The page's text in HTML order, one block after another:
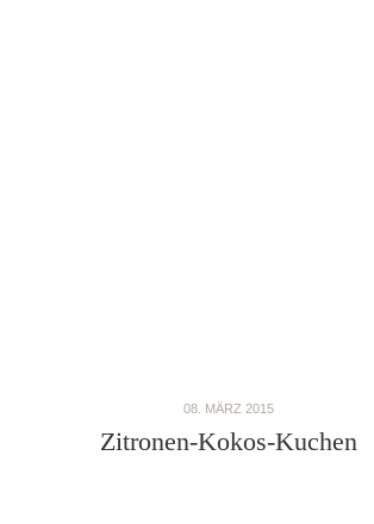
08. MÄRZ 2015
Zitronen-Kokos-Kuchen